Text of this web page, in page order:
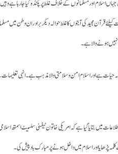
جہاں اسلام اور مسلمانوں کے خلاف غلط پرپگنڈہ کیا جارہا ہے
کیلئے قرآن مجید کی آیتوں کا غلط حوالہ دیکر برادران وطن
ہونے والا ہے۔
ہے اور اسلام امن و سلامتی والا مذہب ہے۔انہی تعلیمات سے متاثر ہوکر
میں بتایا گیا ہے کہ امریکی خاتون ٹیفنی سلسیٹ اسمتھ
پڑھایا اور اسلام میں داخل ہونے پر مبارک باد پیش کی۔